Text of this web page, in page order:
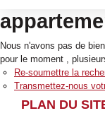
Nous n'avons pas de
pour le moment ,
Re-soumettre la
Transmettez-nous
PLAN DU